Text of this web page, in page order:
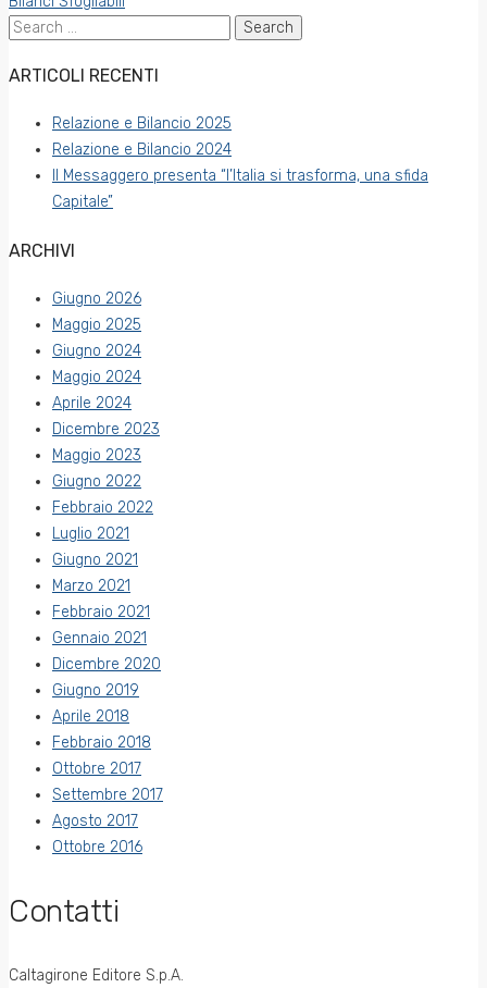
Search
ARTICOLI RECENTI
Relazione e Bilancio 2025
Relazione e Bilancio 2024
Il Messaggero presenta “l’Italia si trasforma, una sfida
Capitale”
ARCHIVI
Giugno 2026
Maggio 2025
Giugno 2024
Maggio 2024
Aprile 2024
Dicembre 2023
Maggio 2023
Giugno 2022
Febbraio 2022
Luglio 2021
Giugno 2021
Marzo 2021
Febbraio 2021
Gennaio 2021
Dicembre 2020
Giugno 2019
Aprile 2018
Febbraio 2018
Ottobre 2017
Settembre 2017
Agosto 2017
Ottobre 2016
Contatti
Caltagirone Editore S.p.A.